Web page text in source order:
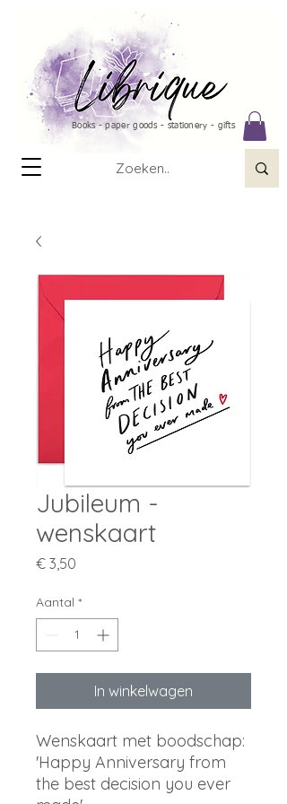
Books - paper goods - stationery - gifts
Jubileum -
wenskaart
€ 3,50
Aantal *
In winkelwagen
Wenskaart met boodschap:
'Happy Anniversary from
the best decision you ever